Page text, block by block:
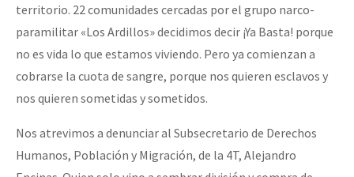
territorio. 22 comunidades cercadas por el grupo narco-
paramilitar «Los Ardillos» decidimos decir ¡Ya Basta! porque
no es vida lo que estamos viviendo. Pero ya comienzan a
cobrarse la cuota de sangre, porque nos quieren esclavos y
nos quieren sometidas y sometidos.
Nos atrevimos a denunciar al Subsecretario de Derechos
Humanos, Población y Migración, de la 4T, Alejandro